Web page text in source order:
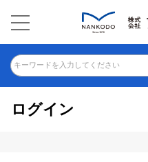
キーワードを入力してください
ログイン